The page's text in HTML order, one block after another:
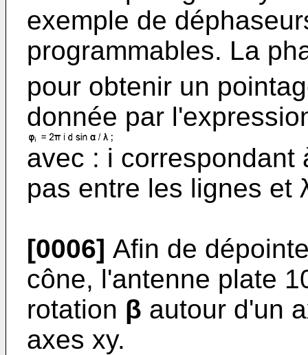
exemple de
programmables. La
pour obtenir un
donnée par
avec : i correspondant
pas entre les lignes et
[0006] Afin de
cône, l'antenne plate
rotation β autour d'un
axes xy.